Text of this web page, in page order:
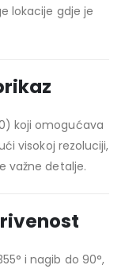
lokacije gdje je
koji omogućava
visokoj rezoluciji,
važne detalje.
i nagib do 90°,